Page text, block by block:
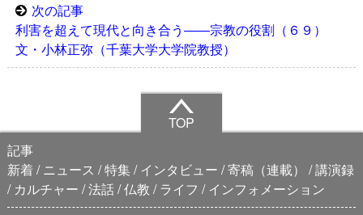
次の記事
利害を超えて現代と向き合う――宗教の役割（６９）
文・小林正弥（千葉大学大学院教授）
TOP
記事
新着
ニュース 特集 インタビュー 寄稿（連載）
講演録
カルチャー 法話 仏教 ライフ
インフォメーション